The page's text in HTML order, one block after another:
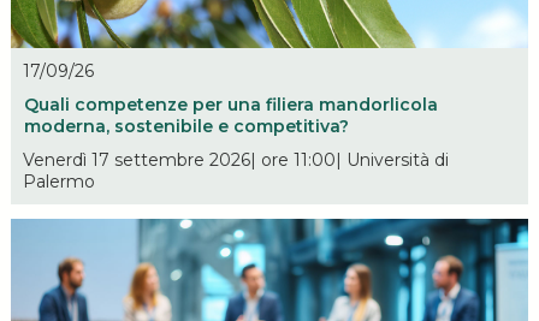
17/09/26
Quali competenze per una filiera mandorlicola
moderna, sostenibile e competitiva?
Venerdì 17 settembre 2026| ore 11:00| Università di
Palermo